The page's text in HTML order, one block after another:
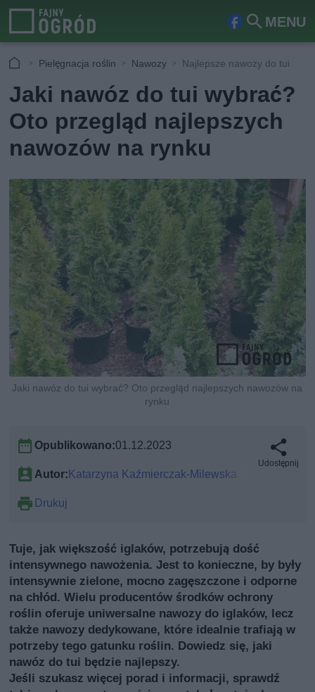
MENU
Fa
ook
Szu
Pielęgnacja roślin Nawozy Najlepsze nawozy do tui
Jaki nawóz do tui wybrać?
Oto przegląd najlepszych
nawozów na rynku
Jaki nawóz do tui wybrać? Oto przegląd najlepszych nawozów na
rynku
Opublikowano:01.12.2023
Autor:Katarzyna Kaźmierczak-Milewska
Drukuj
Udostępnij
Tuje, jak większość iglaków, potrzebują dość
intensywnego nawożenia. Jest to konieczne, by były
intensywnie zielone, mocno zagęszczone i odporne
na chłód. Wielu producentów środków ochrony
roślin oferuje uniwersalne nawozy do iglaków, lecz
także nawozy dedykowane, które idealnie trafiają w
potrzeby tego gatunku roślin. Dowiedz się, jaki
nawóz do tui będzie najlepszy.
Jeśli szukasz więcej porad i informacji, sprawdź